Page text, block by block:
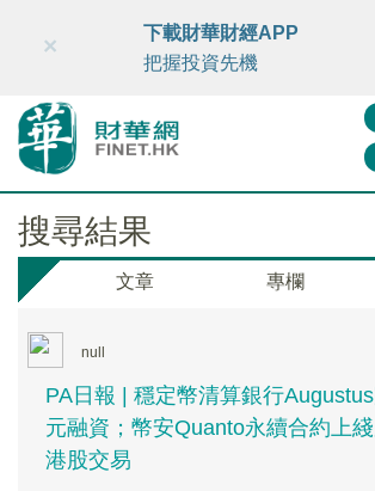
財華智庫網 FINTV FINMETA
×
下載財華財經APP
把握投資先機
搜尋結果
文章 專欄
null
PA日報 | 穩定幣清算銀行
元融資；幣安Quanto永續合約上
港股交易